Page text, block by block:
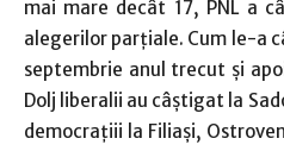
mai mare decât 17, PNL a
alegerilor parţiale. Cum le-a
septembrie anul trecut şi
Dolj liberalii au câştigat la
democraţiii la Filiaşi,